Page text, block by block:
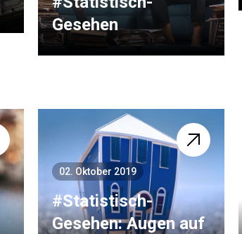
Gesehen
02. Oktober 2019
#Statistisch­
Gesehen: Augen auf